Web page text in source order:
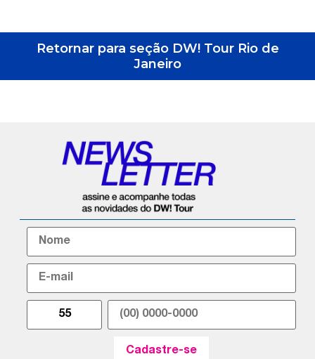
Retornar para seção DW! Tour Rio de
Janeiro